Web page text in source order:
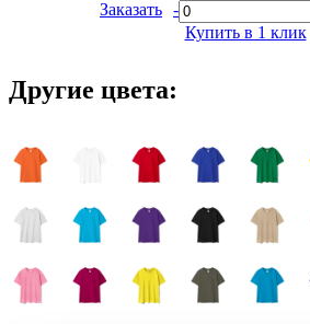
Заказать -
Купить в 1 клик
Другие цвета: